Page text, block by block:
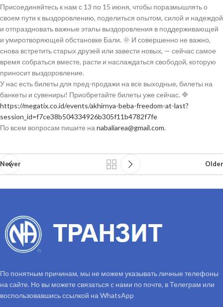
Присоединяйтесь к нам с 13 по 15 июня, чтобы поразмышлять о
своем пути к выздоровлению, поделиться опытом, силой и надеждой
и отпраздновать важные этапы выздоровления в поддерживающей
и умиротворяющей обстановке Бали. 🌞 И совершенно не важно,
снова встретить старых друзей или завести новых, — сейчас самое
время собраться вместе, расти и наслаждаться свободой, которую
приносит выздоровление.
У нас есть билеты для пред-продажи на все выходные, билеты на
банкеты и сувениры! Приобретайте билеты уже сейчас. 🔷
https://megatix.co.id/events/akhirnya-beba-freedom-at-last?
session_id=f7ce38b504334926b305f11b4782f7fe
По всем вопросам пишите на nabaliarea@gmail.com.
Newer Older
По понятным причинам, мы не можем указывать личные телефоны
на сайте. Но вы можете связаться с нами по почте, в Телеграм или
воспользовавшись ссылкой на WhatsApp